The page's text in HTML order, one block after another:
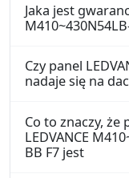
Jaka jest
Czy panel
nadaje się na
Co to znaczy, że
LEDVANCE
BB F7 jest